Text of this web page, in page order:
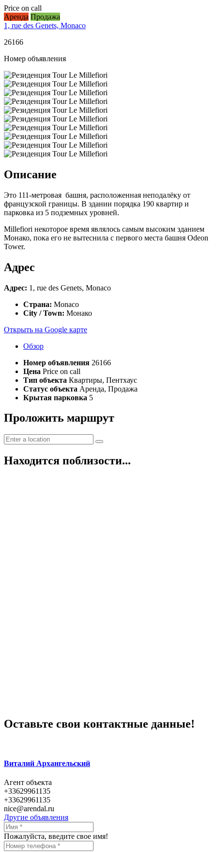
Price on call
Аренда Продажа
1, rue des Genets, Monaco
26166
Номер объявления
Описание
Это 111-метровая башня, расположенная неподалёку от
французской границы. В здании порядка 190 квартир и
парковка из 5 подземных уровней.
Millefiori некоторое время являлось самым высоким зданием
Монако, пока его не вытеснила с первого места башня Odeon
Tower.
Адрес
Адрес: 1, rue des Genets, Monaco
Страна: Monaco
City / Town: Монако
Открыть на Google карте
Обзор
Номер объявления 26166
Цена Price on call
Тип объекта Квартиры, Пентхаус
Статус объекта Аренда, Продажа
Крытая парковка 5
Проложить маршрут
Находится поблизости...
Оставьте свои контактные данные!
Виталий Архангельский
Агент объекта
+33629961135
+33629961135
nice@arendal.ru
Другие объявления
Пожалуйста, введите свое имя!